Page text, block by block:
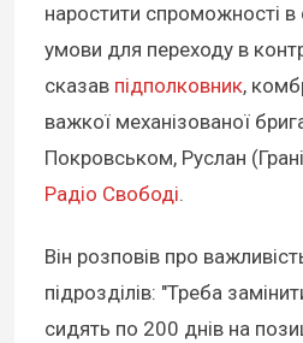
наростити спроможності в
умови для переходу в
сказав підполковник,
важкої механізованої
Покровськом, Руслан
Радіо Свободі.
Він розповів про
підрозділів: "Треба
сидять по 200 днів на